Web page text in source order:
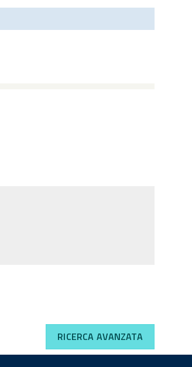
RICERCA AVANZATA